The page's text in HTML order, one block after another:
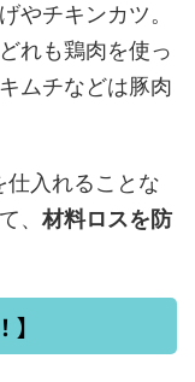
やチキンカツ。
れも鶏肉を使っ
ムチなどは豚肉
仕入れることな
、材料ロスを防